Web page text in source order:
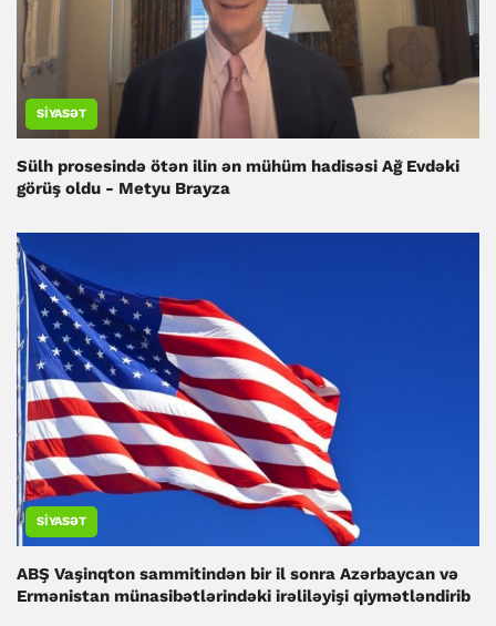
SIYASƏT
Sülh prosesində ötən ilin ən mühüm hadisəsi Ağ Evdəki
görüş oldu - Metyu Brayza
SIYASƏT
ABŞ Vaşinqton sammitindən bir il sonra Azərbaycan və
Ermənistan münasibətlərindəki irəliləyişi qiymətləndirib